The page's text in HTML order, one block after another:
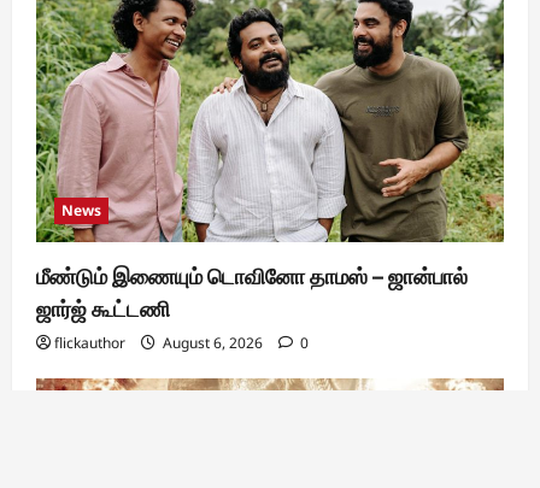
News
மீண்டும் இணையும் டொவினோ தாமஸ் – ஜான்பால்
ஜார்ஜ் கூட்டணி
flickauthor August 6, 2026 0